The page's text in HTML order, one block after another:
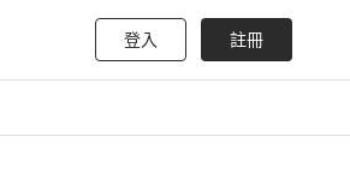
登入 註冊